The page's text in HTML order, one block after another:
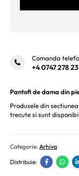
Comanda
+4 0747 278
Pantofi de dama din
Produsele din
trecute si sunt
Categorie: Arhiva
Distribuie: